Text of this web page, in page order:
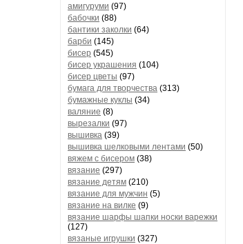
амигуруми (97)
бабочки (88)
бантики заколки (64)
барби (145)
бисер (545)
бисер украшения (104)
бисер цветы (97)
бумага для творчества (313)
бумажные куклы (34)
валяние (8)
вырезалки (97)
вышивка (39)
вышивка шелковыми лентами (50)
вяжем с бисером (38)
вязание (297)
вязание детям (210)
вязание для мужчин (5)
вязание на вилке (9)
вязание шарфы шапки носки варежки
(127)
вязаные игрушки (327)